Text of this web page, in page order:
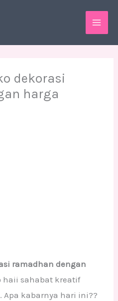
dekorasi
harga
ramadhan dengan
haii sahabat kreatif
Apa kabarnya hari ini??